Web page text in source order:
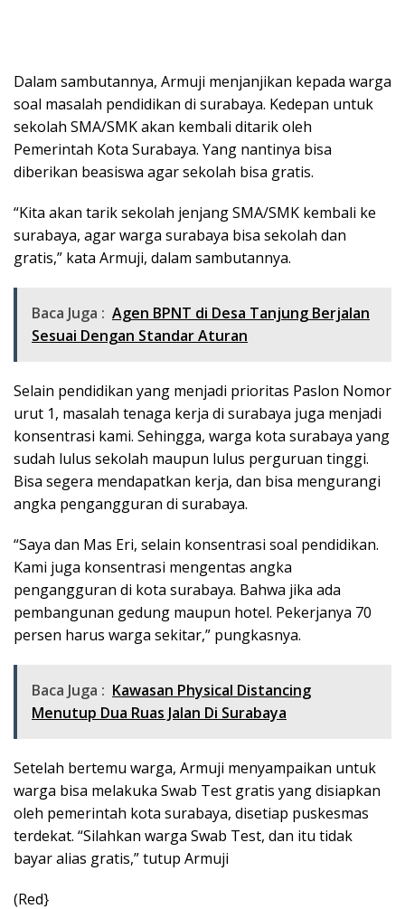
Dalam sambutannya, Armuji menjanjikan kepada warga
soal masalah pendidikan di surabaya. Kedepan untuk
sekolah SMA/SMK akan kembali ditarik oleh
Pemerintah Kota Surabaya. Yang nantinya bisa
diberikan beasiswa agar sekolah bisa gratis.
“Kita akan tarik sekolah jenjang SMA/SMK kembali ke
surabaya, agar warga surabaya bisa sekolah dan
gratis,” kata Armuji, dalam sambutannya.
Baca Juga : Agen BPNT di Desa Tanjung Berjalan
Sesuai Dengan Standar Aturan
Selain pendidikan yang menjadi prioritas Paslon Nomor
urut 1, masalah tenaga kerja di surabaya juga menjadi
konsentrasi kami. Sehingga, warga kota surabaya yang
sudah lulus sekolah maupun lulus perguruan tinggi.
Bisa segera mendapatkan kerja, dan bisa mengurangi
angka pengangguran di surabaya.
“Saya dan Mas Eri, selain konsentrasi soal pendidikan.
Kami juga konsentrasi mengentas angka
pengangguran di kota surabaya. Bahwa jika ada
pembangunan gedung maupun hotel. Pekerjanya 70
persen harus warga sekitar,” pungkasnya.
Baca Juga : Kawasan Physical Distancing
Menutup Dua Ruas Jalan Di Surabaya
Setelah bertemu warga, Armuji menyampaikan untuk
warga bisa melakuka Swab Test gratis yang disiapkan
oleh pemerintah kota surabaya, disetiap puskesmas
terdekat. “Silahkan warga Swab Test, dan itu tidak
bayar alias gratis,” tutup Armuji
(Red}